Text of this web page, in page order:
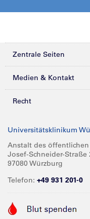
Zentrale Seiten
Kliniken & Zentren
Forschung
Karriere
Medien & Kontakt
Presse
Glossar
Spenden
Anreise
Recht
Compliance
Impressum
Barrierefreiheit
Universitätsklinikum
Anstalt des öffentlichen
Josef-Schneider-Straße
97080 Würzburg
Telefon: +49 931 201-0